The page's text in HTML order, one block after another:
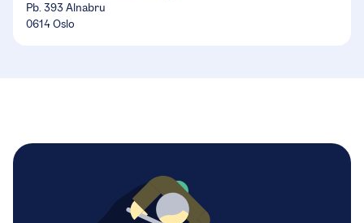
Pb. 393 Alnabru
0614 Oslo